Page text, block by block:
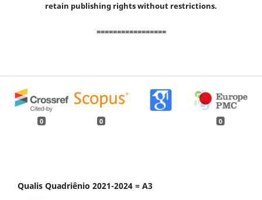
retain publishing rights without restrictions.
=================
0 0 0
Qualis Quadriênio 2021-2024 = A3